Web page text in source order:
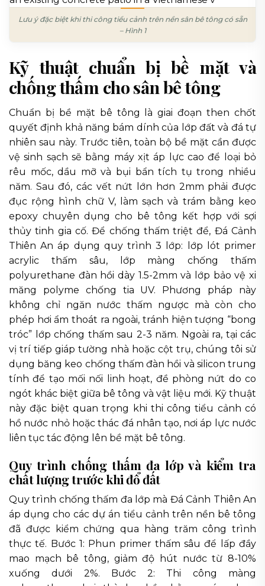
Lưu ý đặc biệt khi thi công tiểu cảnh trên nền sân bê tông có sẵn
– Hình 1
Kỹ thuật chuẩn bị bề mặt và
chống thấm cho sân bê tông
Chuẩn bị bề mặt bê tông là giai đoạn then chốt
quyết định khả năng bám dính của lớp đất và đá tự
nhiên sau này. Trước tiên, toàn bộ bề mặt cần được
vệ sinh sạch sẽ bằng máy xịt áp lực cao để loại bỏ
rêu mốc, dầu mỡ và bụi bẩn tích tụ trong nhiều
năm. Sau đó, các vết nứt lớn hơn 2mm phải được
đục rộng hình chữ V, làm sạch và trám bằng keo
epoxy chuyên dụng cho bê tông kết hợp với sợi
thủy tinh gia cố. Để chống thấm triệt để, Đá Cảnh
Thiên An áp dụng quy trình 3 lớp: lớp lót primer
acrylic thấm sâu, lớp màng chống thấm
polyurethane đàn hồi dày 1.5-2mm và lớp bảo vệ xi
măng polyme chống tia UV. Phương pháp này
không chỉ ngăn nước thấm ngược mà còn cho
phép hơi ẩm thoát ra ngoài, tránh hiện tượng “bong
tróc” lớp chống thấm sau 2-3 năm. Ngoài ra, tại các
vị trí tiếp giáp tường nhà hoặc cột trụ, chúng tôi sử
dụng băng keo chống thấm đàn hồi và silicon trung
tính để tạo mối nối linh hoạt, đề phòng nứt do co
ngót khác biệt giữa bê tông và vật liệu mới. Kỹ thuật
này đặc biệt quan trọng khi thi công tiểu cảnh có
hồ nước nhỏ hoặc thác đá nhân tạo, nơi áp lực nước
liên tục tác động lên bề mặt bê tông.
Quy trình chống thấm đa lớp và kiểm tra
chất lượng trước khi đổ đất
Quy trình chống thấm đa lớp mà Đá Cảnh Thiên An
áp dụng cho các dự án tiểu cảnh trên nền bê tông
đã được kiểm chứng qua hàng trăm công trình
thực tế. Bước 1: Phun primer thấm sâu để lấp đầy
mao mạch bê tông, giảm độ hút nước từ 8-10%
xuống dưới 2%. Bước 2: Thi công màng